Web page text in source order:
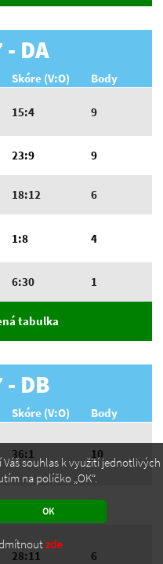
Váš souhlas k využití jednotlivých
na políčko „OK“.
OK
zde
DA
Skóre (V:O) Body
15:4 9
23:9 9
18:12 6
1:8 4
6:30 1
tabulka
DB
Skóre (V:O) Body
36:1 10
29:4 10
28:11 6